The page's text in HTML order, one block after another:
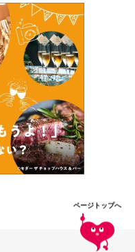
ページトップへ